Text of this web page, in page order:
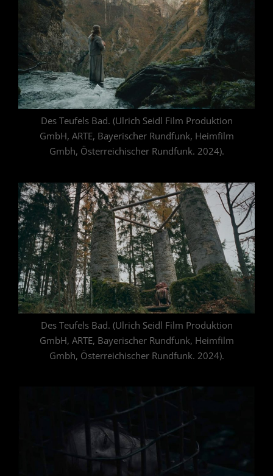
Des Teufels Bad. (Ulrich Seidl Film Produktion
GmbH, ARTE, Bayerischer Rundfunk, Heimfilm
Gmbh, Österreichischer Rundfunk. 2024).
Des Teufels Bad. (Ulrich Seidl Film Produktion
GmbH, ARTE, Bayerischer Rundfunk, Heimfilm
Gmbh, Österreichischer Rundfunk. 2024).